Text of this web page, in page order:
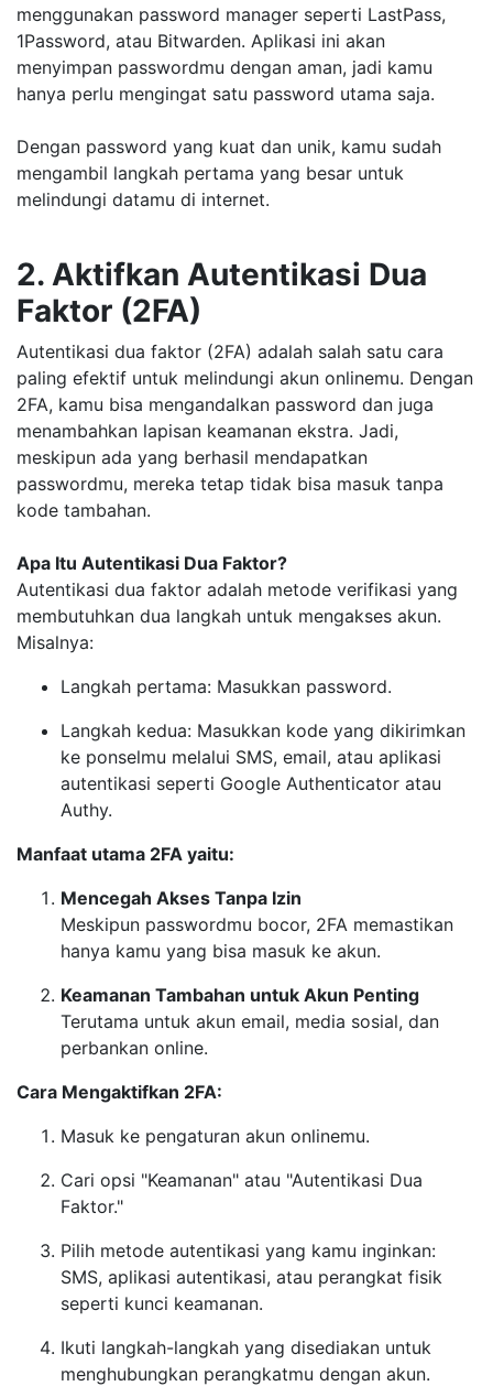
menggunakan password manager seperti LastPass,
1Password, atau Bitwarden. Aplikasi ini akan
menyimpan passwordmu dengan aman, jadi kamu
hanya perlu mengingat satu password utama saja.
Dengan password yang kuat dan unik, kamu sudah
mengambil langkah pertama yang besar untuk
melindungi datamu di internet.
2. Aktifkan Autentikasi Dua
Faktor (2FA)
Autentikasi dua faktor (2FA) adalah salah satu cara
paling efektif untuk melindungi akun onlinemu. Dengan
2FA, kamu bisa mengandalkan password dan juga
menambahkan lapisan keamanan ekstra. Jadi,
meskipun ada yang berhasil mendapatkan
passwordmu, mereka tetap tidak bisa masuk tanpa
kode tambahan.
Apa Itu Autentikasi Dua Faktor?
Autentikasi dua faktor adalah metode verifikasi yang
membutuhkan dua langkah untuk mengakses akun.
Misalnya:
Langkah pertama: Masukkan password.
Langkah kedua: Masukkan kode yang dikirimkan
ke ponselmu melalui SMS, email, atau aplikasi
autentikasi seperti Google Authenticator atau
Authy.
Manfaat utama 2FA yaitu:
Mencegah Akses Tanpa Izin
Meskipun passwordmu bocor, 2FA memastikan
hanya kamu yang bisa masuk ke akun.
Keamanan Tambahan untuk Akun Penting
Terutama untuk akun email, media sosial, dan
perbankan online.
Cara Mengaktifkan 2FA:
Masuk ke pengaturan akun onlinemu.
Cari opsi "Keamanan" atau "Autentikasi Dua
Faktor."
Pilih metode autentikasi yang kamu inginkan:
SMS, aplikasi autentikasi, atau perangkat fisik
seperti kunci keamanan.
Ikuti langkah-langkah yang disediakan untuk
menghubungkan perangkatmu dengan akun.